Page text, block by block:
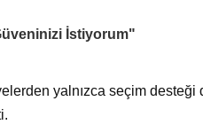
İstiyorum"
yalnızca seçim